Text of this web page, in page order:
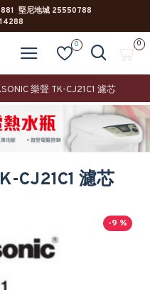
堅尼地城 25550788
0 0
樂聲 TK-CJ21C1 濾芯
CJ21C1 濾芯
-9 %